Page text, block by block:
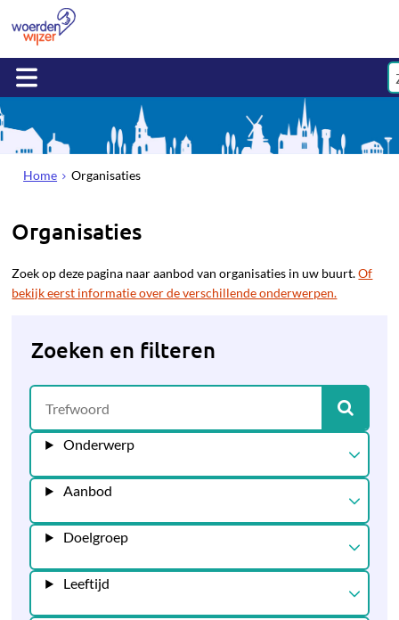
Home Organisaties
Organisaties
Zoek op deze pagina naar aanbod van organisaties in uw buurt.Of
bekijk eerst informatie over de verschillende onderwerpen.
Zoeken en filteren
Onderwerp
Aanbod
Doelgroep
Leeftijd